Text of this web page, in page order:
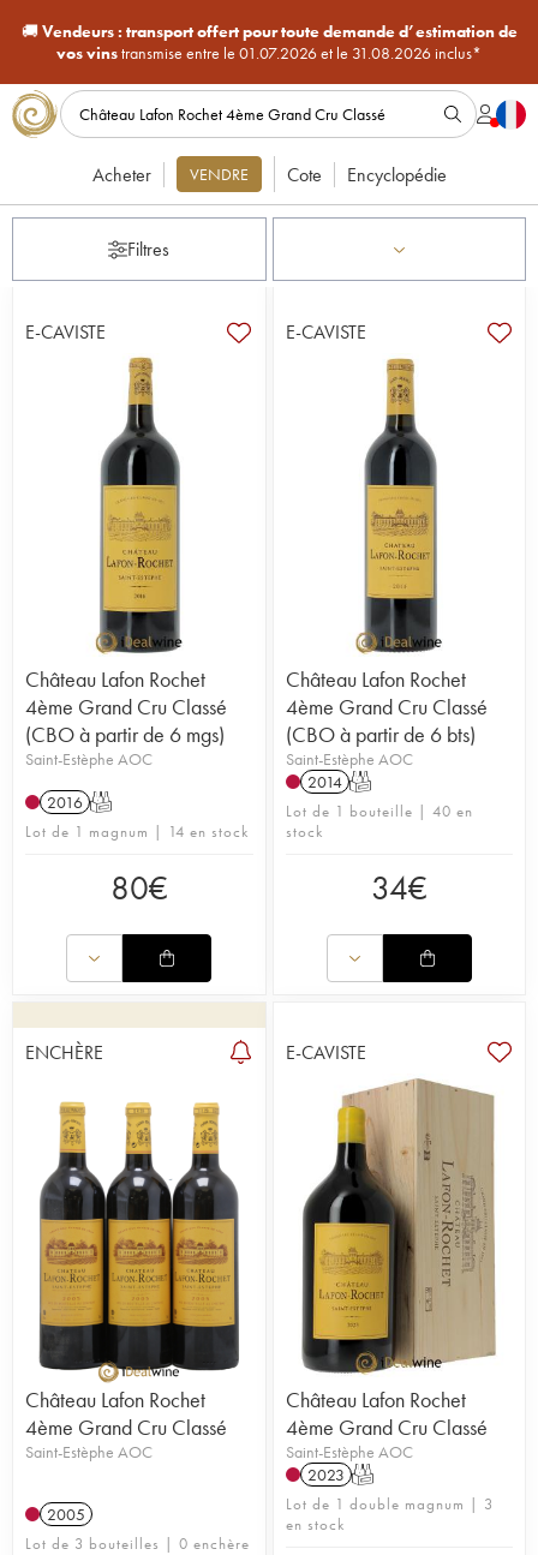
🚚Vendeurs : transport offert pour toute demande d’estimation de
vos vinstransmise entre le 01.07.2026 et le 31.08.2026 inclus*
Acheter VENDRE Cote Encyclopédie
Filtres
E-CAVISTE
Château Lafon Rochet
4ème Grand Cru Classé
(CBO à partir de 6 mgs)
Saint-Estèphe AOC
2016 T
Lot de 1 magnum | 14 en stock
80€
E-CAVISTE
Château Lafon Rochet
4ème Grand Cru Classé
(CBO à partir de 6 bts)
Saint-Estèphe AOC
2014 T
Lot de 1 bouteille | 40 en
stock
34€
ENCHÈRE
Château Lafon Rochet
4ème Grand Cru Classé
Saint-Estèphe AOC
2005
Lot de 3 bouteilles | 0 enchère
E-CAVISTE
Château Lafon Rochet
4ème Grand Cru Classé
Saint-Estèphe AOC
2023 T
Lot de 1 double magnum | 3
en stock